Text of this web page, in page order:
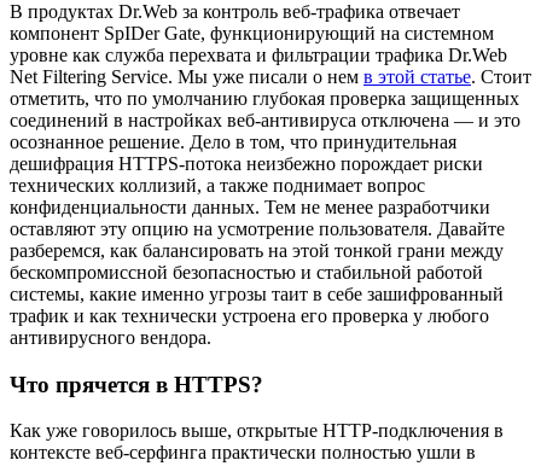
В продуктах Dr.Web за контроль веб-трафика отвечает
компонент SpIDer Gate, функционирующий на системном
уровне как служба перехвата и фильтрации трафика Dr.Web
Net Filtering Service. Мы уже писали о нем в этой статье. Стоит
отметить, что по умолчанию глубокая проверка защищенных
соединений в настройках веб-антивируса отключена — и это
осознанное решение. Дело в том, что принудительная
дешифрация HTTPS-потока неизбежно порождает риски
технических коллизий, а также поднимает вопрос
конфиденциальности данных. Тем не менее разработчики
оставляют эту опцию на усмотрение пользователя. Давайте
разберемся, как балансировать на этой тонкой грани между
бескомпромиссной безопасностью и стабильной работой
системы, какие именно угрозы таит в себе зашифрованный
трафик и как технически устроена его проверка у любого
антивирусного вендора.
Что прячется в HTTPS?
Как уже говорилось выше, открытые HTTP-подключения в
контексте веб-серфинга практически полностью ушли в